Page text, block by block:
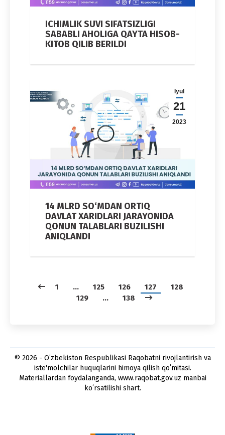
ICHIMLIK SUVI SIFATSIZLIGI
SABABLI AHOLIGA QAYTA HISOB-
KITOB QILIB BERILDI
Iyul
21
2023
14 MLRD SO‘MDAN ORTIQ
DAVLAT XARIDLARI JARAYONIDA
QONUN TALABLARI BUZILISHI
ANIQLANDI
1 … 125 126 127
128
129
… 138
© 2026 - Oʻzbekiston Respublikasi Raqobatni rivojlantirish va
iste'molchilar huquqlarini himoya qilish qoʻmitasi.
Materiallardan foydalanganda, www.raqobat.gov.uz manbai
koʻrsatilishi shart.